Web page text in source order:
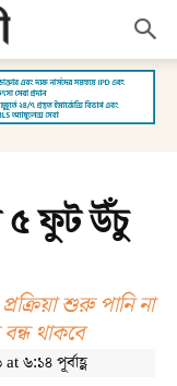
৫ ফুট উঁচু
প্রক্রিয়া শুরু পানি না
থাকবে
৬:১৪ পূর্বাহ্ণ